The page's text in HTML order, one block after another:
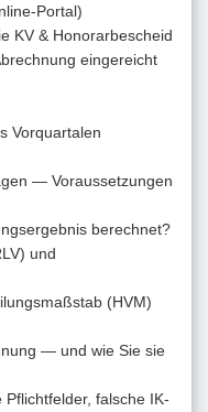
Portal)
KV & Honorarbescheid
eingereicht
Vorquartalen
— Voraussetzungen
berechnet?
und
(HVM)
— und wie Sie sie
falsche IK-